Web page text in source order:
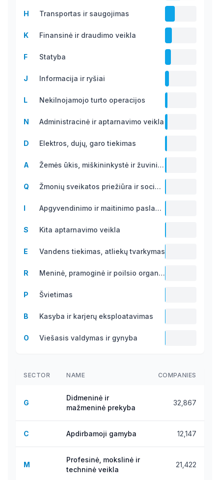
31.3
H
Transportas ir saugojimas
19.2
K
Finansinė ir draudimo veikla
F
Statyba
J
Informacija ir ryšiai
L
Nekilnojamojo turto operacijos
N
Administracinė ir aptarnavimo veikla
D
Elektros, dujų, garo tiekimas
A
Žemės ūkis, miškininkystė ir žuvininkystė
Q
Žmonių sveikatos priežiūra ir socialinis darbas
I
Apgyvendinimo ir maitinimo paslaugų veikla
S
Kita aptarnavimo veikla
E
Vandens tiekimas, atliekų tvarkymas
R
Meninė, pramoginė ir poilsio organizavimo veikla
P
Švietimas
B
Kasyba ir karjerų eksploatavimas
O
Viešasis valdymas ir gynyba
SECTOR NAME COMPANIES
G
Didmeninė ir
mažmeninė prekyba
32,867
C Apdirbamoji gamyba 12,147
M
Profesinė, mokslinė ir
techninė veikla
21,422